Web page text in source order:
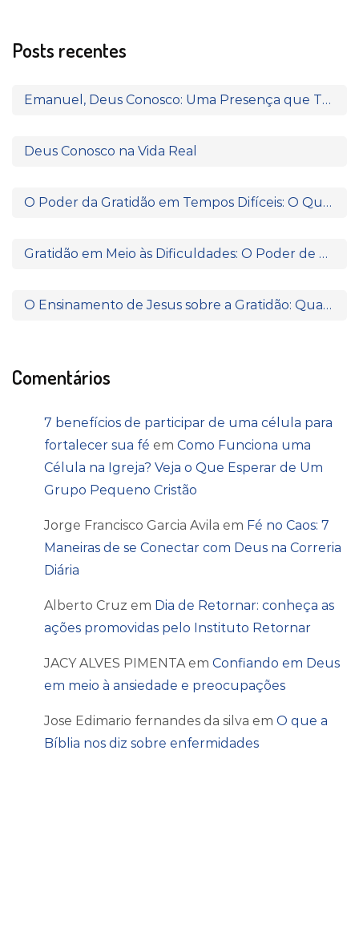
Posts recentes
Emanuel, Deus Conosco: Uma Presença que Transforma
Deus Conosco na Vida Real
O Poder da Gratidão em Tempos Difíceis: O Que Paulo e Silas Nos Ensinam
Gratidão em Meio às Dificuldades: O Poder de Agradecer Quando Nada Parece Fazer Sentido
O Ensinamento de Jesus sobre a Gratidão: Quando o Coração Reconhece a Fonte da Bênção
Comentários
7 benefícios de participar de uma célula para
fortalecer sua fé em Como Funciona uma
Célula na Igreja? Veja o Que Esperar de Um
Grupo Pequeno Cristão
Jorge Francisco Garcia Avila em Fé no Caos: 7
Maneiras de se Conectar com Deus na Correria
Diária
Alberto Cruz em Dia de Retornar: conheça as
ações promovidas pelo Instituto Retornar
JACY ALVES PIMENTAem Confiando em Deus
em meio à ansiedade e preocupações
Jose Edimario fernandes da silva em O que a
Bíblia nos diz sobre enfermidades